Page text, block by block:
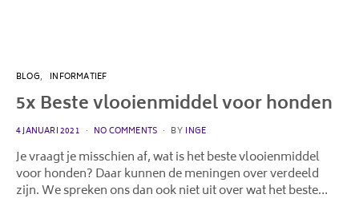
BLOG INFORMATIEF
5x Beste vlooienmiddel voor honden
POSTED
4 JANUARI 2021 NO COMMENTS BY INGE
Je vraagt je misschien af, wat is het beste vlooienmiddel
voor honden? Daar kunnen de meningen over verdeeld
zijn. We spreken ons dan ook niet uit over wat het beste…